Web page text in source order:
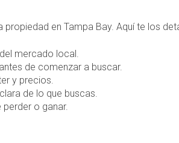
en Tampa Bay. Aquí te los
mercado local.
de comenzar a buscar.
y precios.
de lo que buscas.
o ganar.